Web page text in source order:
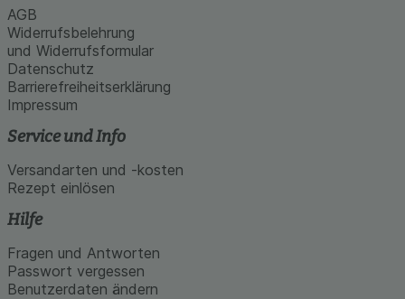
AGB
Widerrufsbelehrung
und Widerrufsformular
Datenschutz
Barrierefreiheitserklärung
Impressum
Service und Info
Versandarten und -kosten
Rezept einlösen
Hilfe
Fragen und Antworten
Passwort vergessen
Benutzerdaten ändern